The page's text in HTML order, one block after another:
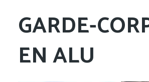
GARDE-
EN ALU